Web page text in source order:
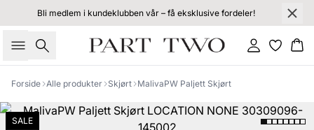
Bli medlem i kundeklubben vår – få eksklusive fordeler!
Søk Logg inn
Forside Alle produkter Skjørt MalivaPW Paljett Skjørt
SALE